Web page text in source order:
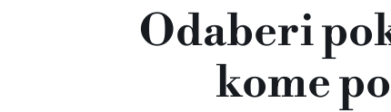
Odaberi
kome